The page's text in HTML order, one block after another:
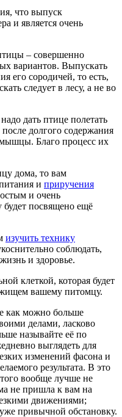
что выпуск
и является очень
– совершенно
вариантов. Выпускать
его сородичей, то есть,
следует в лесу, а не во
дать птице полетать
долгого содержания
Благо процесс их
дома, то вам
и приручения
и очень
посвящено ещё
изучить технику
соблюдать,
и здоровье.
клеткой, которая будет
вашему питомцу.
как можно больше
делами, ласково
называйте её по
выглядеть для
изменений фасона и
результата. В это
вообще лучше не
не пришла к вам на
движениями;
привычной обстановку.